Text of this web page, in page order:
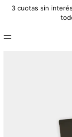
3 cuotas sin
Menú